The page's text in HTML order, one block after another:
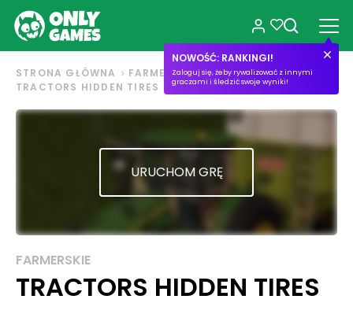
NOWOŚĆ: RANKINGI!
Zaloguj się, żeby rywalizować z innymi
graczami i śledzić swoje wyniki!
STRONA GŁÓWNA
FARMERSKIE
TRACTORS HIDDEN TIRES
URUCHOM GRĘ
FARMERSKIE
TRACTORS HIDDEN TIRES